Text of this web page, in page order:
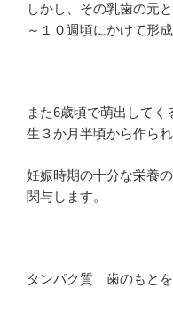
しかし、その乳歯の元
～１０週頃にかけて形
また6歳頃で萌出して
生３か月半頃から作られ
妊娠時期の十分な栄養
関与します。
タンパク質 歯のもと